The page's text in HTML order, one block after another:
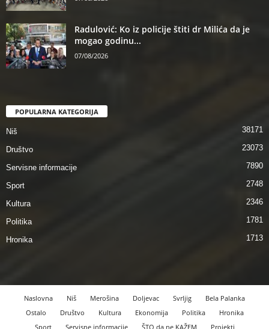
Radulović: Ko iz policije štiti dr Milića da je
mogao godinu...
07/08/2026
POPULARNA KATEGORIJA
Niš 38171
Društvo 23073
Servisne informacije 7890
Sport 2748
Kultura 2346
Politika 1781
Hronika 1713
Naslovna Niš Merošina Doljevac Svrljig
Bela Palanka
Ostalo
Društvo Kultura Ekonomija Politika
Hronika
Sport
Servisne informacije ŠTO da ne KAŽEM Projekti